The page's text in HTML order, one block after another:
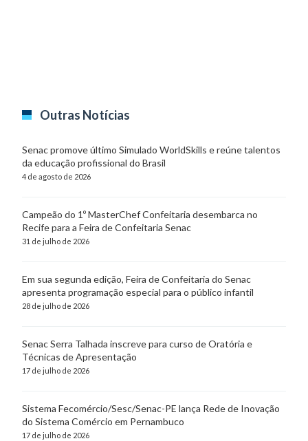
Outras Notícias
Senac promove último Simulado WorldSkills e reúne talentos
da educação profissional do Brasil
4 de agosto de 2026
Campeão do 1º MasterChef Confeitaria desembarca no
Recife para a Feira de Confeitaria Senac
31 de julho de 2026
Em sua segunda edição, Feira de Confeitaria do Senac
apresenta programação especial para o público infantil
28 de julho de 2026
Senac Serra Talhada inscreve para curso de Oratória e
Técnicas de Apresentação
17 de julho de 2026
Sistema Fecomércio/Sesc/Senac-PE lança Rede de Inovação
do Sistema Comércio em Pernambuco
17 de julho de 2026